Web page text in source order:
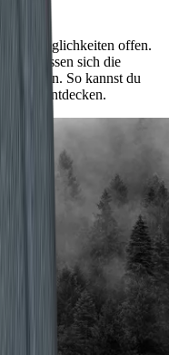
Möglichkeiten offen.
lassen sich die
So kannst du
Level entdecken.